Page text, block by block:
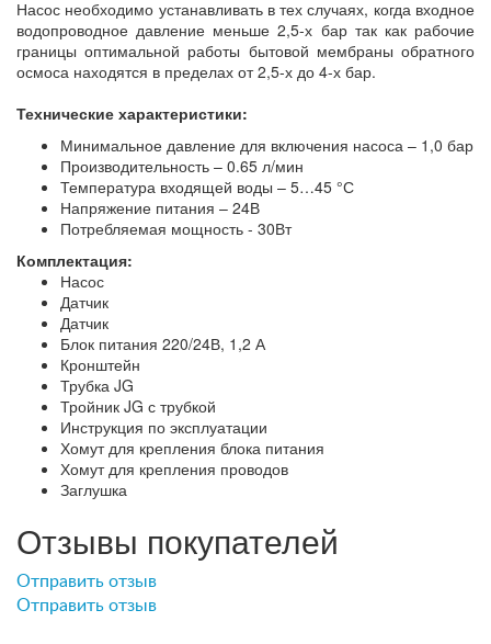
Насос необходимо устанавливать в тех случаях, когда входное
водопроводное давление меньше 2,5-х бар так как рабочие
границы оптимальной работы бытовой мембраны обратного
осмоса находятся в пределах от 2,5-х до 4-х бар.
Технические характеристики:
Минимальное давление для включения насоса – 1,0 бар
Производительность – 0.65 л/мин
Температура входящей воды – 5…45 °С
Напряжение питания – 24В
Потребляемая мощность - 30Вт
Комплектация:
Насос
Датчик
Датчик
Блок питания 220/24В, 1,2 А
Кронштейн
Трубка JG
Тройник JG с трубкой
Инструкция по эксплуатации
Хомут для крепления блока питания
Хомут для крепления проводов
Заглушка
Отзывы покупателей
Отправить отзыв
Отправить отзыв